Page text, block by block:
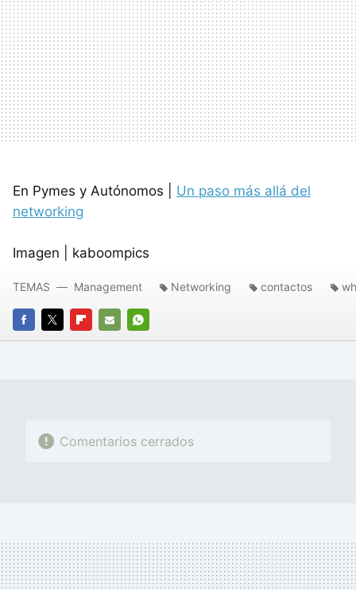
En Pymes y Autónomos | Un paso más allá del
networking
Imagen | kaboompics
FACEBOOK
TWITTERFLIPBOARD
E-
WHATSAPP
TEMAS Management Networking contactos
Comentarios cerrados